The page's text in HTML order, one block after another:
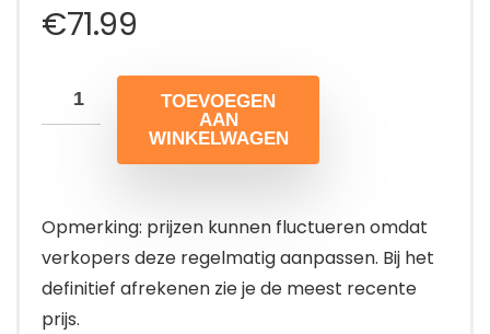
€71.99
TOEVOEGEN
AAN
WINKELWAGEN
Opmerking: prijzen kunnen fluctueren omdat
verkopers deze regelmatig aanpassen. Bij het
definitief afrekenen zie je de meest recente
prijs.